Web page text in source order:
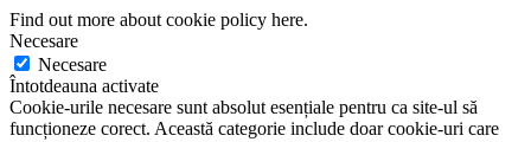
Find out more about cookie policy here.
Necesare
Necesare
Întotdeauna activate
Cookie-urile necesare sunt absolut esențiale pentru ca site-ul să
funcționeze corect. Această categorie include doar cookie-uri care